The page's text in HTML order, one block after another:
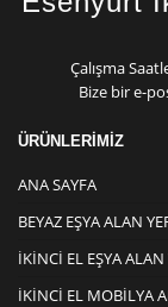
Çalışma
Bize bir e-
ÜRÜNLERİMİZ
ANA SAYFA
BEYAZ EŞYA ALAN
İKINCI EL EŞYA ALAN
İKINCI EL MOBILYA